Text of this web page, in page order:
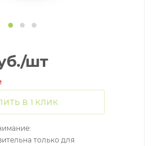
/шт
В 1 КЛИК
только для